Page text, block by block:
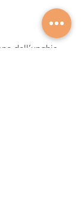
dell’unghia